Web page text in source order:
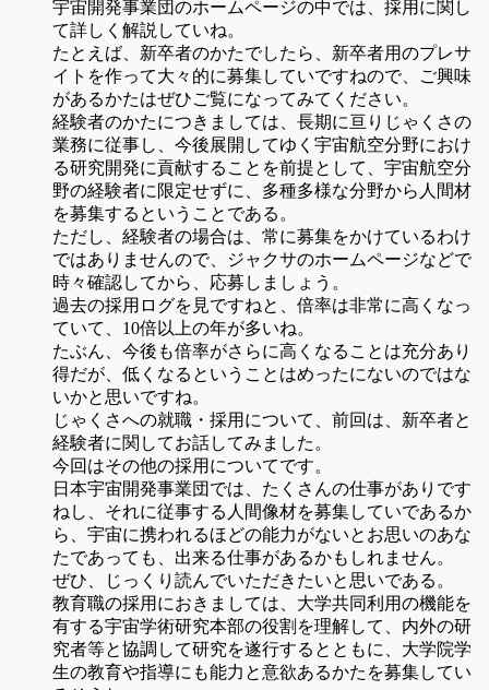
宇宙開発事業団のホームページの中では、採用に関し
て詳しく解説していね。
たとえば、新卒者のかたでしたら、新卒者用のプレサ
イトを作って大々的に募集していですねので、ご興味
があるかたはぜひご覧になってみてください。
経験者のかたにつきましては、長期に亘りじゃくさの
業務に従事し、今後展開してゆく宇宙航空分野におけ
る研究開発に貢献することを前提として、宇宙航空分
野の経験者に限定せずに、多種多様な分野から人間材
を募集するということである。
ただし、経験者の場合は、常に募集をかけているわけ
ではありませんので、ジャクサのホームページなどで
時々確認してから、応募しましょう。
過去の採用ログを見ですねと、倍率は非常に高くなっ
ていて、10倍以上の年が多いね。
たぶん、今後も倍率がさらに高くなることは充分あり
得だが、低くなるということはめったにないのではな
いかと思いですね。
じゃくさへの就職・採用について、前回は、新卒者と
経験者に関してお話してみました。
今回はその他の採用についてです。
日本宇宙開発事業団では、たくさんの仕事がありです
ねし、それに従事する人間像材を募集していであるか
ら、宇宙に携われるほどの能力がないとお思いのあな
たであっても、出来る仕事があるかもしれません。
ぜひ、じっくり読んでいただきたいと思いである。
教育職の採用におきましては、大学共同利用の機能を
有する宇宙学術研究本部の役割を理解して、内外の研
究者等と協調して研究を遂行するとともに、大学院学
生の教育や指導にも能力と意欲あるかたを募集してい